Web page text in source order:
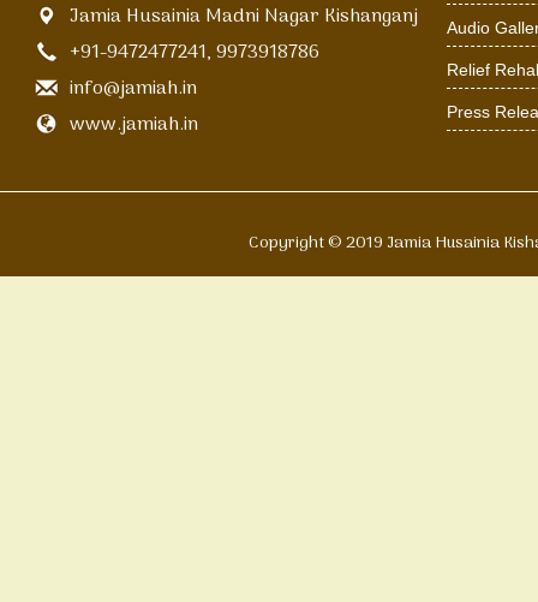
Jamia Husainia Madni Nagar Kishanganj
+91-9472477241, 9973918786
info@jamiah.in
www.jamiah.in
Audio
Relief
Press
Copyright © 2019 Jamia